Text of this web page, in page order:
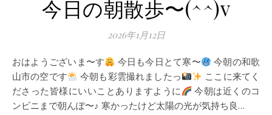
今日の朝散歩〜(^^)v
2026年1月12日
おはようございま〜す 今日も今日とて寒〜
今朝の和歌
山市の空です
今朝も彩雲撮れましたっ
ここに来てく
ださった皆様にいいことありますように
今朝は近くのコ
ンビニまで朝んぽ〜♪ 寒かったけど太陽の光が気持ち良…